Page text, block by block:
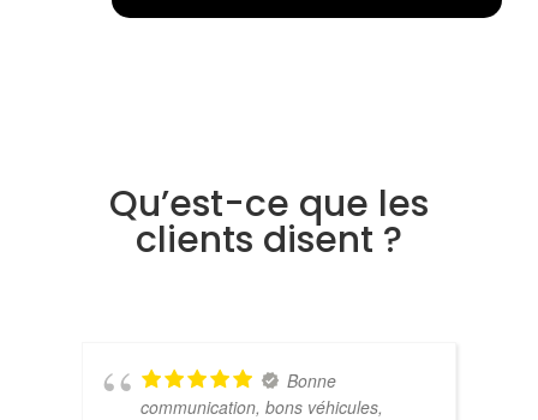
Qu’est-ce que les
clients disent ?
Bonne
communication, bons véhicules,